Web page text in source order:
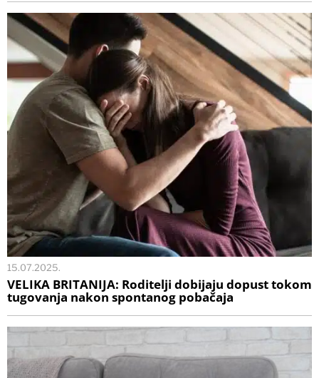
15.07.2025.
VELIKA BRITANIJA: Roditelji dobijaju dopust tokom
tugovanja nakon spontanog pobačaja